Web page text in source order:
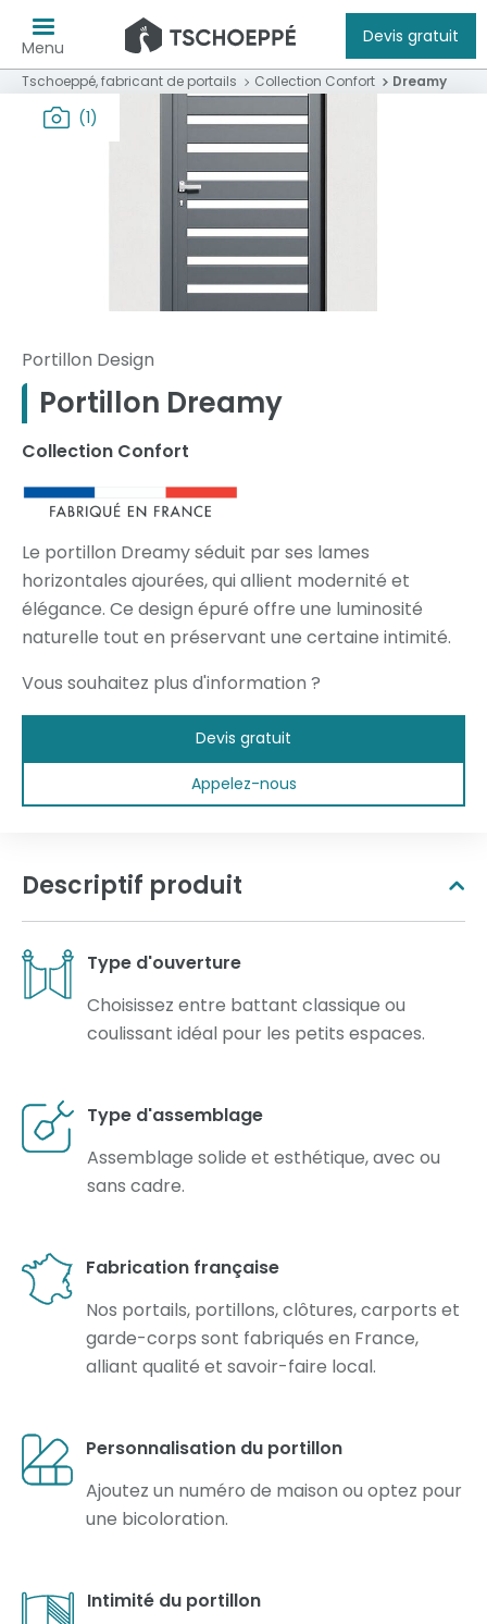
Menu
Devis gratuit
Tschoeppé, fabricant de portails Collection Confort Dreamy
(1)
Portillon Design
Portillon Dreamy
Collection Confort
Le portillon Dreamy séduit par ses lames
horizontales ajourées, qui allient modernité et
élégance. Ce design épuré offre une luminosité
naturelle tout en préservant une certaine intimité.
Vous souhaitez plus d'information ?
Devis gratuit
Appelez-nous
Descriptif produit
Type d'ouverture
Choisissez entre battant classique ou
coulissant idéal pour les petits espaces.
Type d'assemblage
Assemblage solide et esthétique, avec ou
sans cadre.
Fabrication française
Nos portails, portillons, clôtures, carports et
garde-corps sont fabriqués en France,
alliant qualité et savoir-faire local.
Personnalisation du portillon
Ajoutez un numéro de maison ou optez pour
une bicoloration.
Intimité du portillon